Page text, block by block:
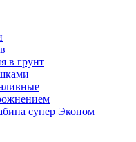
в грунт
супер Эконом